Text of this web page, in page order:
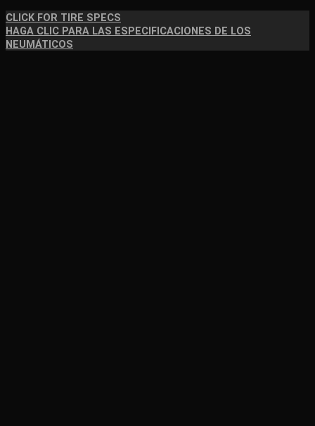
CLICK FOR TIRE SPECS
HAGA CLIC PARA LAS ESPECIFICACIONES DE LOS
NEUMÁTICOS